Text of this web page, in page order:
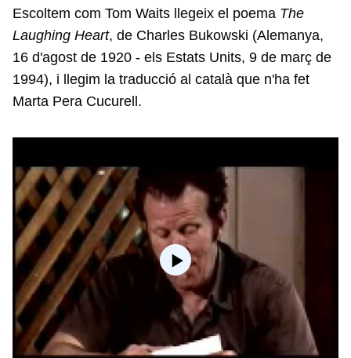
Escoltem com Tom Waits llegeix el poema The
Laughing Heart, de Charles Bukowski (Alemanya,
16 d'agost de 1920 - els Estats Units, 9 de març de
1994), i llegim la traducció al català que n'ha fet
Marta Pera Cucurell.